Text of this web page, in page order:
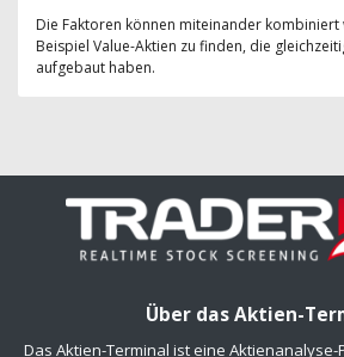
Die Faktoren können miteinander kombiniert
Beispiel Value-Aktien zu finden, die
aufgebaut haben.
Über das Aktien-
Das Aktien-Terminal ist eine